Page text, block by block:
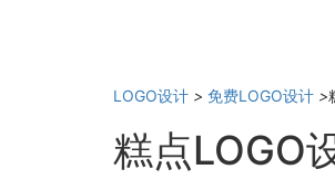
LOGO设计 > 免费LOGO设计 >
糕点LOGO